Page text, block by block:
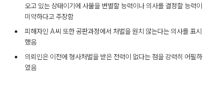
오고 있는 상태이기에 사물을 변별할 능력이나 의사를 결정할 능력이
미약하다고 주장함
피해자인 A씨 또한 공판과정에서 처벌을 원치 않는다는 의사를 표시
했음
의뢰인은 이전에 형사처벌을 받은 전력이 없다는 점을 강력히 어필하
였음